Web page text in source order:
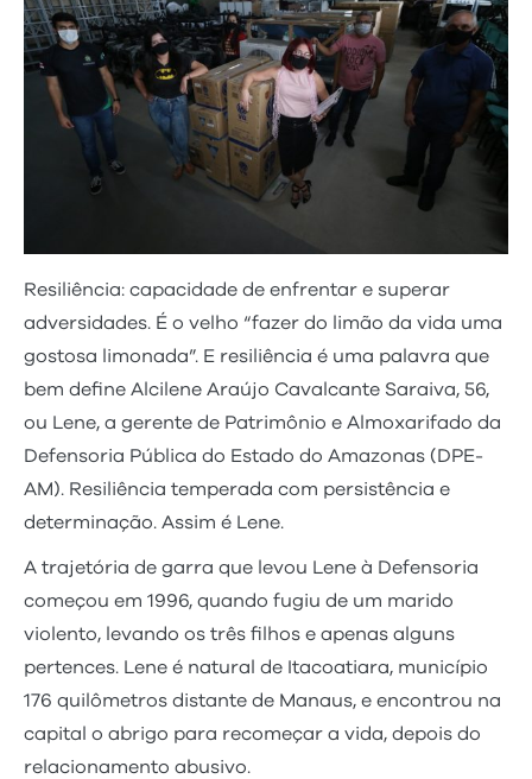
Resiliência: capacidade de enfrentar e superar
adversidades. É o velho “fazer do limão da vida uma
gostosa limonada”. E resiliência é uma palavra que
bem define Alcilene Araújo Cavalcante Saraiva, 56,
ou Lene, a gerente de Patrimônio e Almoxarifado da
Defensoria Pública do Estado do Amazonas (DPE-
AM). Resiliência temperada com persistência e
determinação. Assim é Lene.
A trajetória de garra que levou Lene à Defensoria
começou em 1996, quando fugiu de um marido
violento, levando os três filhos e apenas alguns
pertences. Lene é natural de Itacoatiara, município
176 quilômetros distante de Manaus, e encontrou na
capital o abrigo para recomeçar a vida, depois do
relacionamento abusivo.